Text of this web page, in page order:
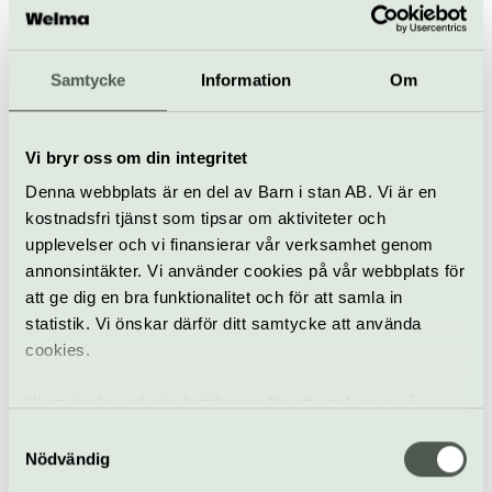
Samtycke Information Om
Vi bryr oss om din integritet
Denna webbplats är en del av Barn i stan AB. Vi är en
kostnadsfri tjänst som tipsar om aktiviteter och
upplevelser och vi finansierar vår verksamhet genom
annonsintäkter. Vi använder cookies på vår webbplats för
att ge dig en bra funktionalitet och för att samla in
statistik. Vi önskar därför ditt samtycke att använda
cookies.
samt tillhandahålla funktioner för sociala medier. Vi
vidarebefordrar även sådana identifierare och annan
Nödvändig
Tillfällig utställning
Basutställning
och dryck genom 500
år
Nordiska museet
Visning Museum
Introduktion till